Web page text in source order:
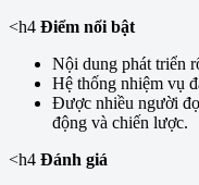
<h4 Điểm nổi bật
Nội dung phát triển
Hệ thống nhiệm vụ
Được nhiều người
động và chiến lược.
<h4 Đánh giá